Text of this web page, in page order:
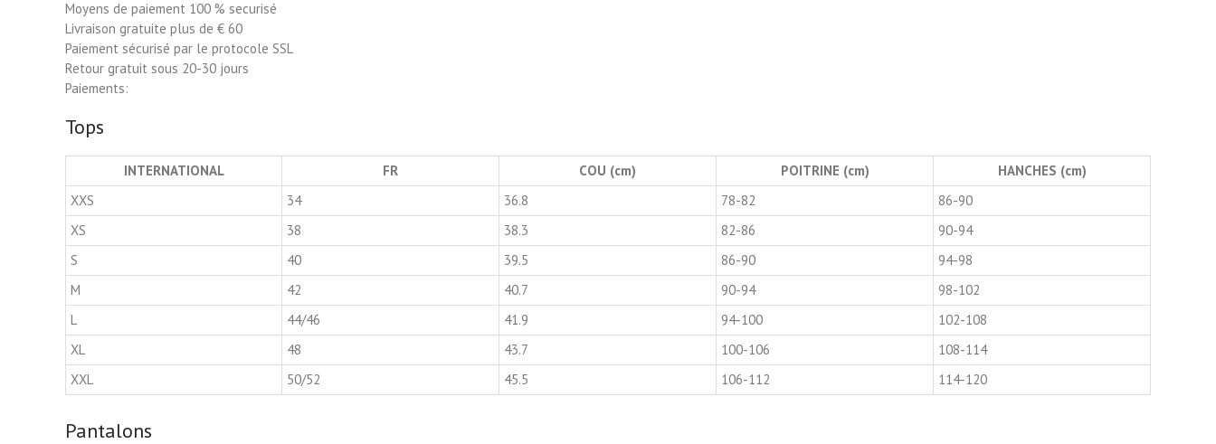
Moyens de paiement 100 % securisé
Livraison gratuite plus de € 60
Paiement sécurisé par le protocole SSL
Retour gratuit sous 20-30 jours
Paiements:
Tops
INTERNATIONAL FR COU (cm) POITRINE (cm)
HANCHES (cm)
XXS
34 36.8 78-82
86-90
XS
38 38.3 82-86
90-94
S
40 39.5 86-90
94-98
M
42 40.7 90-94
98-102
L
44/46 41.9 94-100
102-108
XL
48 43.7 100-106
108-114
XXL
50/52 45.5 106-112 114-120
Pantalons